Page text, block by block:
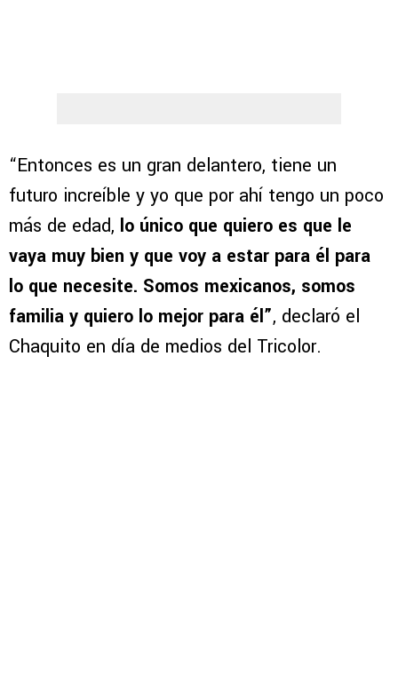
“Entonces es un gran delantero, tiene un
futuro increíble y yo que por ahí tengo un poco
más de edad, lo único que quiero es que le
vaya muy bien y que voy a estar para él para
lo que necesite. Somos mexicanos, somos
familia y quiero lo mejor para él”, declaró el
Chaquito en día de medios del Tricolor.